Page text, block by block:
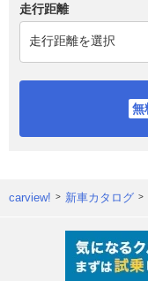
走行距離
carview! 新車カタログ